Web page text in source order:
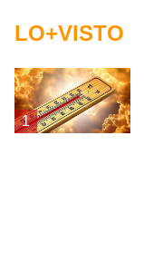
LO+VISTO
1